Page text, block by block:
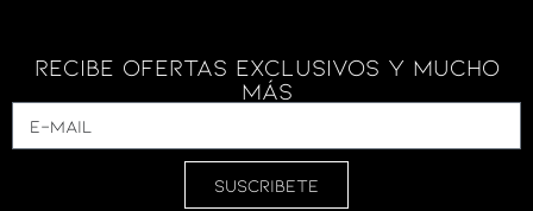
Recibe Ofertas Exclusivos Y Mucho
Más
SUSCRIBETE